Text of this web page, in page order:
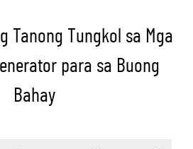
Tanong Tungkol sa Mga
para sa Buong
Bahay